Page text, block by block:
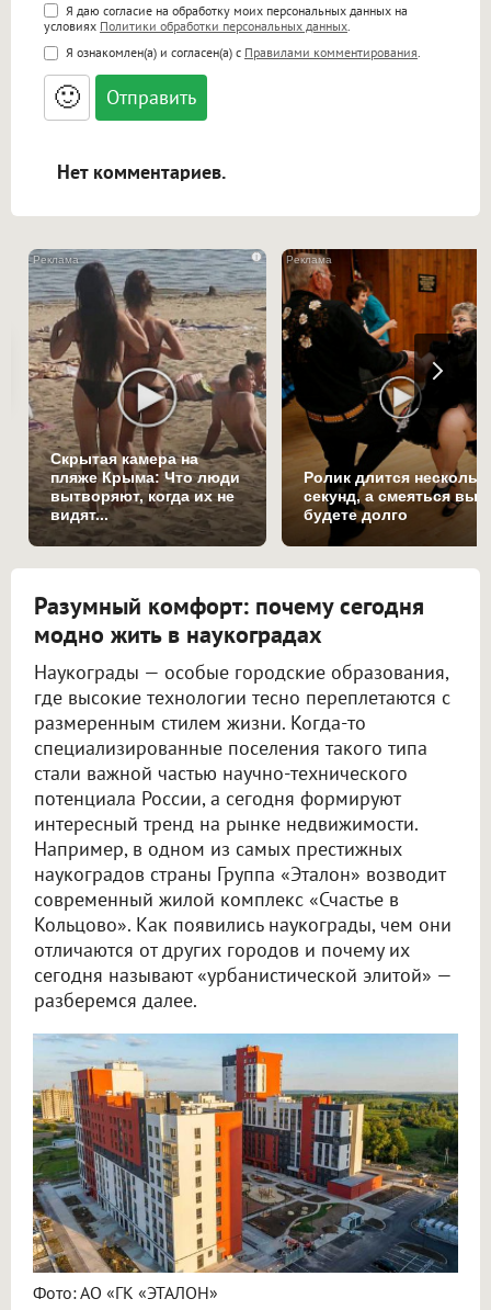
Поддержка HTML
<b>, <strong>, <u>, <i>, <em>, <s>, <big>,
<small>, <sup>, <sub>, <pre>, <ul>, <ol>, <li>,
<blockquote>, <code> экранирует HTML,
адреса URL автоматически становятся
ссылками, и [img]адрес[/img] будет
Я даю согласие на обработку моих персональных данных на
условиях Политики обработки персональных данных.
Я ознакомлен(а) и согласен(а) с Правилами комментирования.
🙂
Нет комментариев.
i
Скрытая камера на
пляже Крыма: Что люди
вытворяют, когда их не
видят...
Ролик длится
секунд, а смеяться вы
будете долго
Разумный комфорт: почему сегодня
модно жить в наукоградах
Наукограды — особые городские образования,
где высокие технологии тесно переплетаются с
размеренным стилем жизни. Когда-то
специализированные поселения такого типа
стали важной частью научно-технического
потенциала России, а сегодня формируют
интересный тренд на рынке недвижимости.
Например, в одном из самых престижных
наукоградов страны Группа «Эталон» возводит
современный жилой комплекс «Счастье в
Кольцово». Как появились наукограды, чем они
отличаются от других городов и почему их
сегодня называют «урбанистической элитой» —
разберемся далее.
Фото: АО «ГК «ЭТАЛОН»